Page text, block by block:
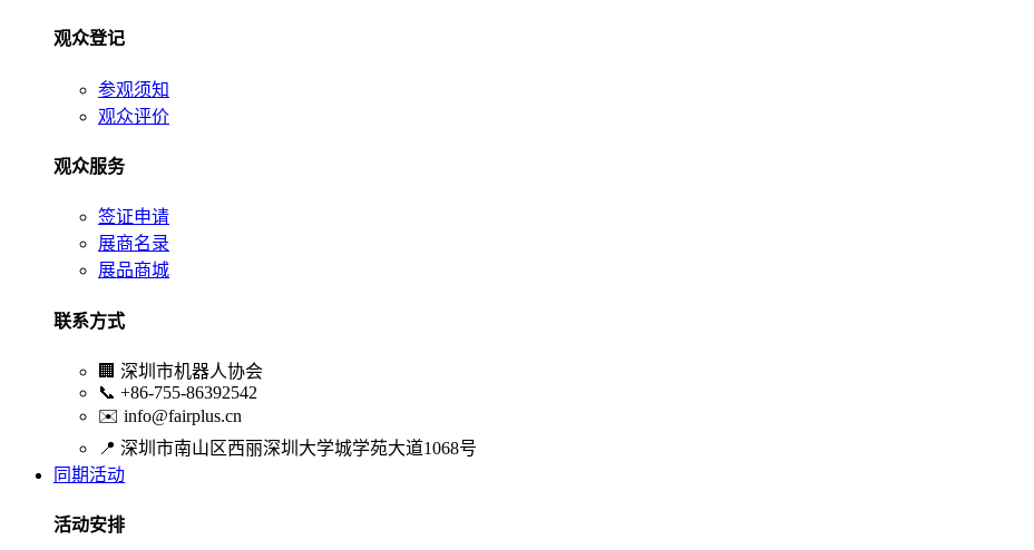
观众登记
参观须知
观众评价
观众服务
签证申请
展商名录
展品商城
联系方式
🏢 深圳市机器人协会
📞 +86-755-86392542
✉️ info@fairplus.cn
📍 深圳市南山区西丽深圳大学城学苑大道1068号
同期活动
活动安排